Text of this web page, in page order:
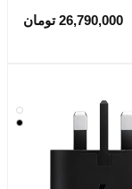
26,790,000 تومان
سفید